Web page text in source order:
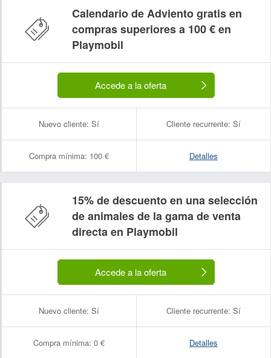
Calendario de Adviento gratis en
compras superiores a 100 € en
Playmobil
Accede a la oferta
Nuevo cliente: Sí Cliente recurrente: Sí
Compra mínima: 100 € Detalles
15% de descuento en una selección
de animales de la gama de venta
directa en Playmobil
Accede a la oferta
Nuevo cliente: Sí Cliente recurrente: Sí
Compra mínima: 0 € Detalles